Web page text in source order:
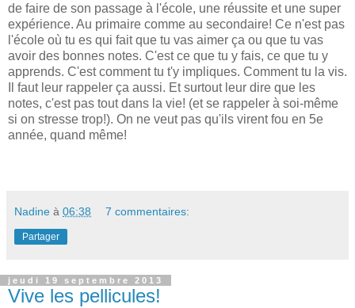
de faire de son passage à l'école, une réussite et une super
expérience. Au primaire comme au secondaire! Ce n'est pas
l'école où tu es qui fait que tu vas aimer ça ou que tu vas
avoir des bonnes notes. C'est ce que tu y fais, ce que tu y
apprends. C'est comment tu t'y impliques. Comment tu la vis.
Il faut leur rappeler ça aussi. Et surtout leur dire que les
notes, c'est pas tout dans la vie! (et se rappeler à soi-même
si on stresse trop!). On ne veut pas qu'ils virent fou en 5e
année, quand même!
Nadine à 06:38 7 commentaires:
Partager
jeudi 19 septembre 2013
Vive les pellicules!